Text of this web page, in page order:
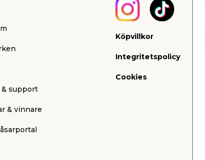
support
& vinnare
Köpvillkor
Integritetspolicy
Cookies